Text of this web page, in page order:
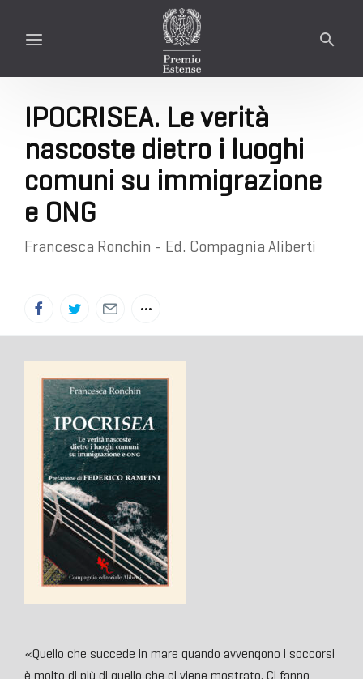
IPOCRISEA. Le verità
nascoste dietro i luoghi
comuni su immigrazione
e ONG
Francesca Ronchin - Ed. Compagnia Aliberti
«Quello che succede in mare quando avvengono i soccorsi
è molto di più di quello che ci viene mostrato. Ci fanno